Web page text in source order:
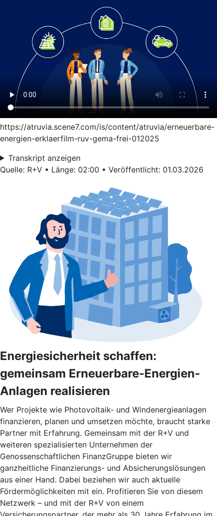
https://atruvia.scene7.com/is/content/atruvia/erneuerbare-
energien-erklaerfilm-ruv-gema-frei-012025
Transkript anzeigen
Quelle: R+V • Länge: 02:00 • Veröffentlicht: 01.03.2026
Energiesicherheit schaffen:
gemeinsam Erneuerbare-Energien-
Anlagen realisieren
Wer Projekte wie Photovoltaik- und Windenergieanlagen
finanzieren, planen und umsetzen möchte, braucht starke
Partner mit Erfahrung. Gemeinsam mit der R+V und
weiteren spezialisierten Unternehmen der
Genossenschaftlichen FinanzGruppe bieten wir
ganzheitliche Finanzierungs- und Absicherungslösungen
aus einer Hand. Dabei beziehen wir auch aktuelle
Fördermöglichkeiten mit ein. Profitieren Sie von diesem
Netzwerk – und mit der R+V von einem